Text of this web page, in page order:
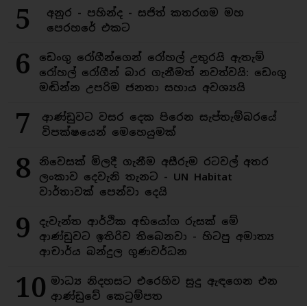
5
අනුර - පහින්ද - සජිත් කතරගම මහ
පෙරහරේ එකට
6
ඩෙංගු රෝගීන්ගෙන් රෝහල් උතුරයි ඇතැම්
රෝහල් රෝගීන් බාර ගැනීමත් නවත්වයි: ඩෙංගු
මඬින්න උපරිම ජනතා සහාය අවශ්‍යයි
7
ආණ්ඩුවට වසර දෙක පිරෙන සැප්තැම්බරයේ
විපක්ෂයෙන් මෙහෙයුමක්
8
නිවෙසක් මිලදී ගැනීම අසීරුම රටවල් අතර
ලංකාව දෙවැනි තැනට - UN Habitat
වාර්තාවක් පෙන්වා දෙයි
9
දැවැන්ත ආර්ථික අභියෝග රුසක් මේ
ආණ්ඩුවට ඉතිරිව තිබෙනවා - හිටපු අමාත්‍ය
ආචාර්ය බන්දුල ගුණවර්ධන
10 මාධ්‍ය නිදහසට එරෙහිව සුදු ඇඳගෙන එන
ආණ්ඩුවේ කෙටුම්පත